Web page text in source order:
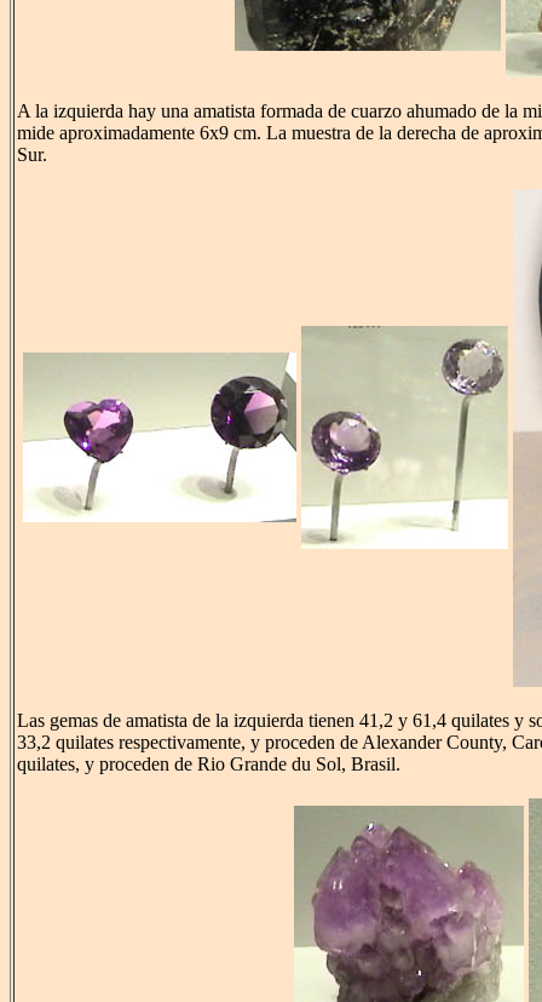
A la izquierda hay una amatista formada de cuarzo ahumado de la
mide aproximadamente 6x9 cm. La muestra de la derecha de
Sur.
Las gemas de amatista de la izquierda tienen 41,2 y 61,4 quilates y
33,2 quilates respectivamente, y proceden de Alexander County,
quilates, y proceden de Rio Grande du Sol, Brasil.